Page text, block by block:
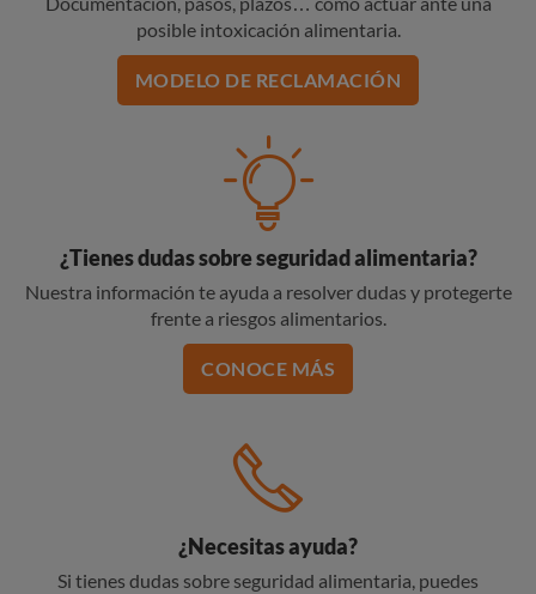
posible intoxicación alimentaria.
MODELO DE RECLAMACIÓN
¿Tienes dudas sobre seguridad alimentaria?
Nuestra información te ayuda a resolver dudas y protegerte
frente a riesgos alimentarios.
CONOCE MÁS
¿Necesitas ayuda?
Si tienes dudas sobre seguridad alimentaria, puedes